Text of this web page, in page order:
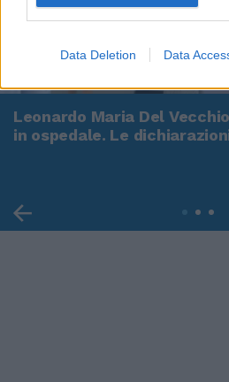
Data Deletion Data
Leonardo Maria Del
in ospedale. Le